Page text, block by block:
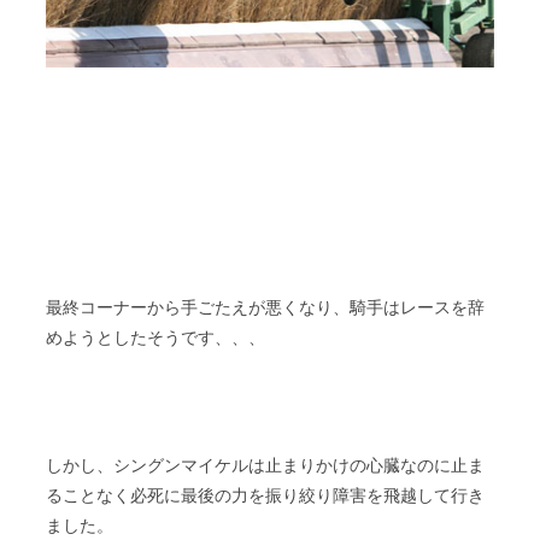
最終コーナーから手ごたえが悪くなり、騎手はレースを辞
めようとしたそうです、、、
しかし、シングンマイケルは止まりかけの心臓なのに止ま
ることなく必死に最後の力を振り絞り障害を飛越して行き
ました。